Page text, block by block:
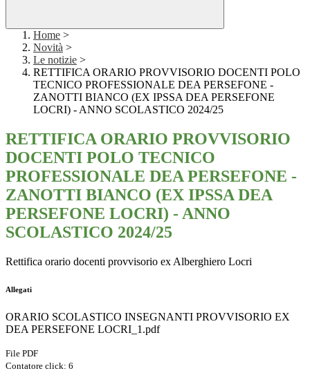
Home >
Novità >
Le notizie >
RETTIFICA ORARIO PROVVISORIO DOCENTI POLO
TECNICO PROFESSIONALE DEA PERSEFONE -
ZANOTTI BIANCO (EX IPSSA DEA PERSEFONE
LOCRI) - ANNO SCOLASTICO 2024/25
RETTIFICA ORARIO PROVVISORIO
DOCENTI POLO TECNICO
PROFESSIONALE DEA PERSEFONE -
ZANOTTI BIANCO (EX IPSSA DEA
PERSEFONE LOCRI) - ANNO
SCOLASTICO 2024/25
Rettifica orario docenti provvisorio ex Alberghiero Locri
Allegati
ORARIO SCOLASTICO INSEGNANTI PROVVISORIO EX
DEA PERSEFONE LOCRI_1.pdf
File PDF
Contatore click: 6